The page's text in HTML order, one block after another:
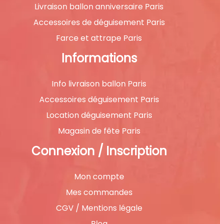
Livraison ballon anniversaire Paris
Accessoires de déguisement Paris
Farce et attrape Paris
Informations
Info livraison ballon Paris
Accessoires déguisement Paris
Location déguisement Paris
Magasin de fête Paris
Connexion / Inscription
Mon compte
Mes commandes
CGV / Mentions légale